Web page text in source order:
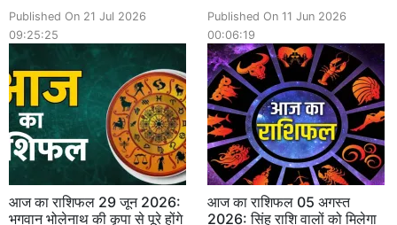
Published On 21 Jul 2026
09:25:25
Published On 11 Jun 2026
00:06:19
आज का राशिफल 29 जून 2026:
भगवान भोलेनाथ की कृपा से पूरे होंगे
आज का राशिफल 05 अगस्त
2026: सिंह राशि वालों को मिलेगा